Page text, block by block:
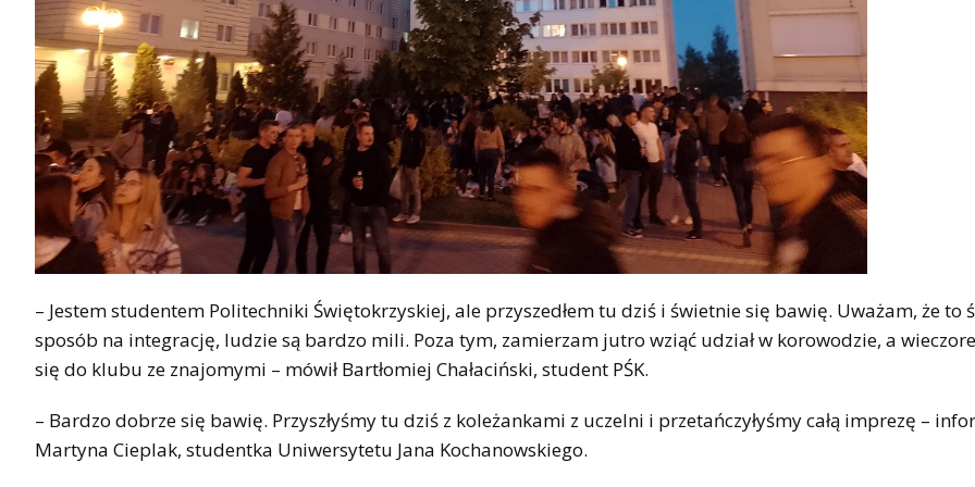
– Jestem studentem Politechniki Świętokrzyskiej, ale przyszedłem tu dziś i świetnie się bawię. Uważam, że to
sposób na integrację, ludzie są bardzo mili. Poza tym, zamierzam jutro wziąć udział w korowodzie, a
się do klubu ze znajomymi – mówił Bartłomiej Chałaciński, student PŚK.
– Bardzo dobrze się bawię. Przyszłyśmy tu dziś z koleżankami z uczelni i przetańczyłyśmy całą imprezę –
Martyna Cieplak, studentka Uniwersytetu Jana Kochanowskiego.